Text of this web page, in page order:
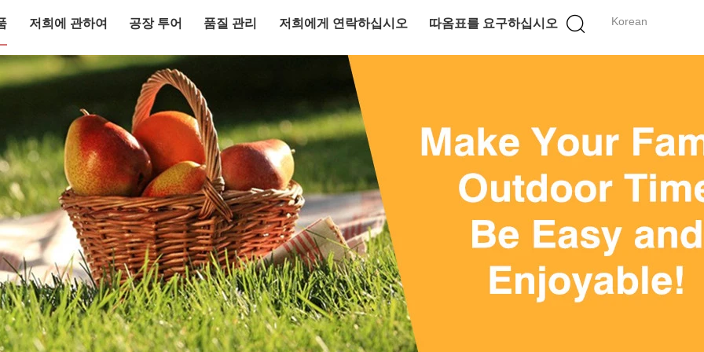
Korean
저희에 관하여 공장 투어 품질 관리 저희에게 연락하십시오 따옴표를 요구하십시오